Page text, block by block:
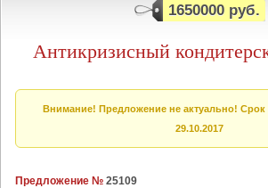
1650000 руб.
Антикризисный
Внимание! Предложение не актуально! Срок
29.10.2017
Предложение № 25109